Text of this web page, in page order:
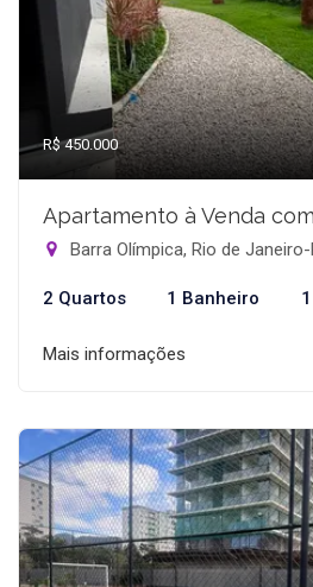
R$ 450.000
Apartamento à Venda
Barra Olímpica, Rio de Janeiro-
2 Quartos 1 Banheiro
Mais informações